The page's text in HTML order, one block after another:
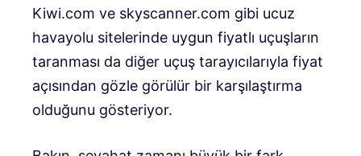
Kiwi.com ve skyscanner.com gibi ucuz
havayolu sitelerinde uygun fiyatlı uçuşların
taranması da diğer uçuş tarayıcılarıyla fiyat
açısından gözle görülür bir karşılaştırma
olduğunu gösteriyor.